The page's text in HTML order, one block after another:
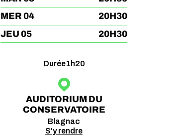
MER 04
20H30
JEU 05
20H30
Durée1h20
AUDITORIUM DU
CONSERVATOIRE
Blagnac
S'y rendre